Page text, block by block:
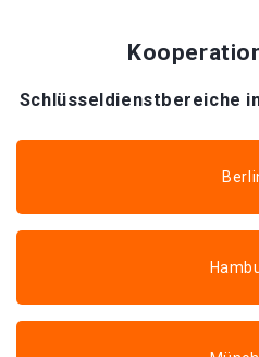
Schlüsseldienstbereiche